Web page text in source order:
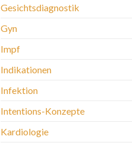
Gesichtsdiagnostik
Gyn
Impf
Indikationen
Infektion
Intentions-Konzepte
Kardiologie